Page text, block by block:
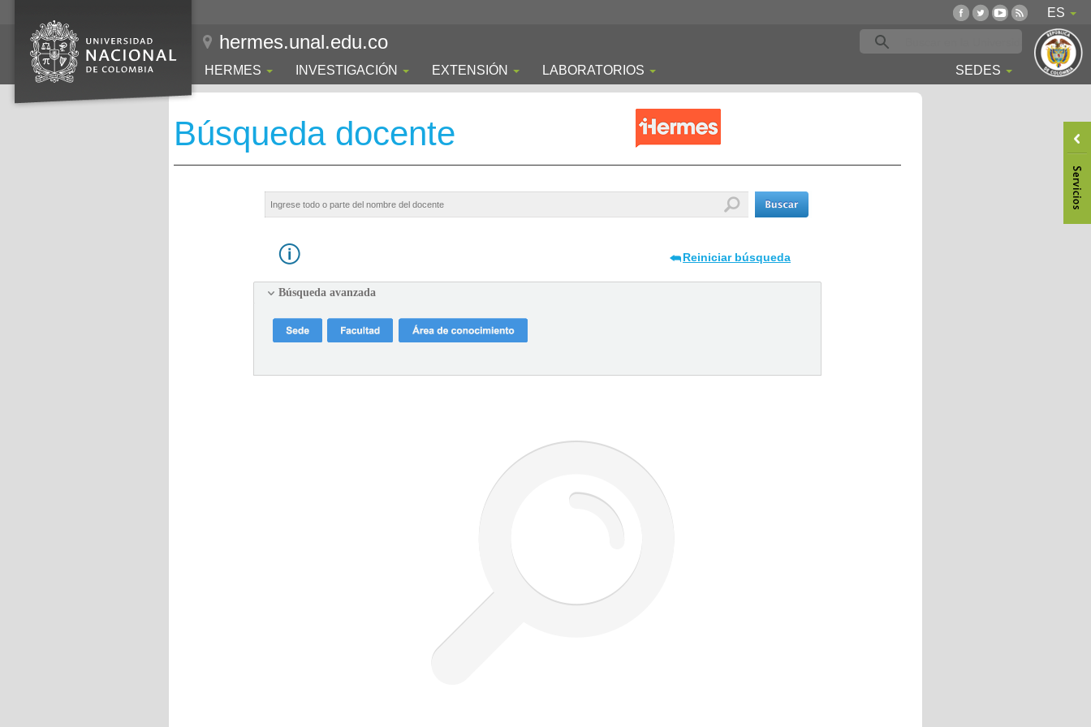
ES
hermes.unal.edu.co
HERMES INVESTIGACIÓN EXTENSIÓN LABORATORIOS SEDES
Búsqueda docente
Reiniciar búsqueda
Búsqueda avanzada